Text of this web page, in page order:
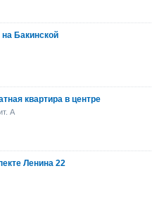
Бакинской
квартира в центре
А
Ленина 22